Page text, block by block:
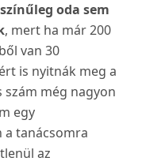
oda sem
, mert ha már 200
van 30
is nyitnák meg a
szám még nagyon
egy
tanácsomra
az